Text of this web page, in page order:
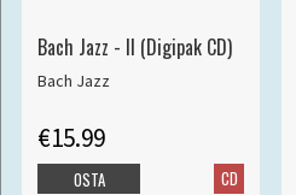
Bach Jazz - II (Digipak CD)
Bach Jazz
€15.99
CD
OSTA